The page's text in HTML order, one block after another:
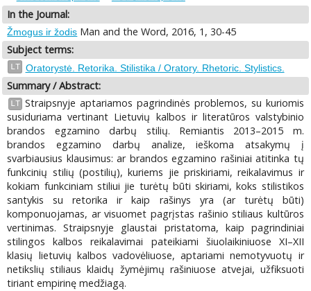
In the Journal:
Žmogus ir žodis Man and the Word, 2016, 1, 30-45
Subject terms:
LT Oratorystė. Retorika. Stilistika / Oratory. Rhetoric. Stylistics.
Summary / Abstract:
LT Straipsnyje aptariamos pagrindinės problemos, su kuriomis
susiduriama vertinant Lietuvių kalbos ir literatūros valstybinio
brandos egzamino darbų stilių. Remiantis 2013–2015 m.
brandos egzamino darbų analize, ieškoma atsakymų į
svarbiausius klausimus: ar brandos egzamino rašiniai atitinka tų
funkcinių stilių (postilių), kuriems jie priskiriami, reikalavimus ir
kokiam funkciniam stiliui jie turėtų būti skiriami, koks stilistikos
santykis su retorika ir kaip rašinys yra (ar turėtų būti)
komponuojamas, ar visuomet pagrįstas rašinio stiliaus kultūros
vertinimas. Straipsnyje glaustai pristatoma, kaip pagrindiniai
stilingos kalbos reikalavimai pateikiami šiuolaikiniuose XI–XII
klasių lietuvių kalbos vadovėliuose, aptariami nemotyvuotų ir
netikslių stiliaus klaidų žymėjimų rašiniuose atvejai, užfiksuoti
tiriant empirinę medžiagą.